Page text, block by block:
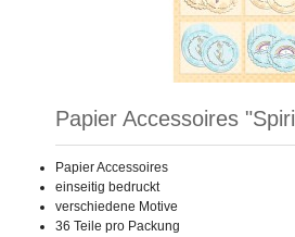
Papier Accessoires
Papier Accessoires
einseitig bedruckt
verschiedene Motive
36 Teile pro Packung